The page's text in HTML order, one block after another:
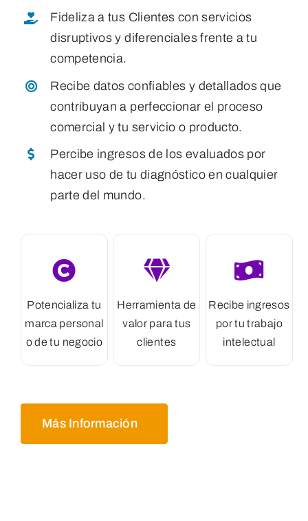
Fideliza a tus Clientes con servicios
disruptivos y diferenciales frente a tu
competencia.
Recibe datos confiables y detallados que
contribuyan a perfeccionar el proceso
comercial y tu servicio o producto.
Percibe ingresos de los evaluados por
hacer uso de tu diagnóstico en cualquier
parte del mundo.
Potencializa tu
marca personal
o de tu negocio
Herramienta de
valor para tus
clientes
Recibe ingresos
por tu trabajo
intelectual
Más Información